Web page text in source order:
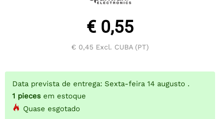
€ 0,55
€ 0,45 Excl. CUBA (PT)
Data prevista de entrega: Sexta-feira 14 augusto .
1 pieces em estoque
Quase esgotado